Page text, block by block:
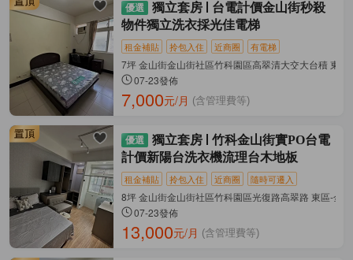
獨立套房
台電計價金山街秒殺
物件獨立洗衣採光佳電梯
租金補貼 拎包入住 近商圈 有電梯
7坪 金山街金山街社區竹科園區高翠清大交大台積 東區
07-23發佈
7,000元/月 (含管理費等)
獨立套房
竹科金山街實PO台電
計價新陽台洗衣機流理台木地板
租金補貼 拎包入住 近商圈 隨時可遷入
8坪 金山街金山街社區竹科園區光復路高翠路 東區-金
07-23發佈
13,000元/月 (含管理費等)